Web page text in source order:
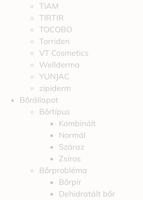
TIAM
TIRTIR
TOCOBO
Torriden
VT Cosmetics
Wellderma
YUNJAC
zipiderm
Bőrállapot
Bőrtípus
Kombinált
Normál
Száraz
Zsíros
Bőrprobléma
Bőrpír
Dehidratált bőr